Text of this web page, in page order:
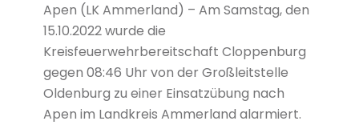
Apen (LK Ammerland) – Am Samstag, den
15.10.2022 wurde die
Kreisfeuerwehrbereitschaft Cloppenburg
gegen 08:46 Uhr von der Großleitstelle
Oldenburg zu einer Einsatzübung nach
Apen im Landkreis Ammerland alarmiert.